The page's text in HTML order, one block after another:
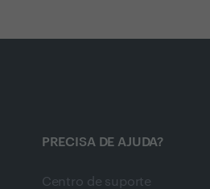
PRECISA DE AJUDA?
Centro de suporte